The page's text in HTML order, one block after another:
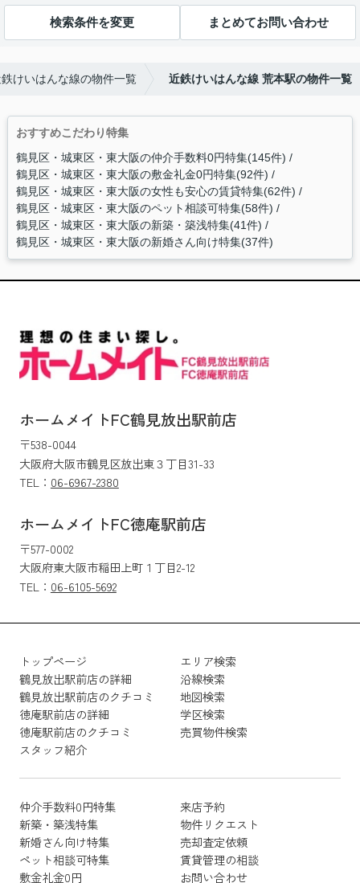
検索条件を変更 まとめてお問い合わせ
けいはんな線の物件一覧 近鉄けいはんな線 荒本駅の物件一覧
おすすめこだわり特集
鶴見区・城東区・東大阪の仲介手数料0円特集(145件)
鶴見区・城東区・東大阪の敷金礼金0円特集(92件)
鶴見区・城東区・東大阪の女性も安心の賃貸特集(62件)
鶴見区・城東区・東大阪のペット相談可特集(58件)
鶴見区・城東区・東大阪の新築・築浅特集(41件)
鶴見区・城東区・東大阪の新婚さん向け特集(37件)
ホームメイトFC鶴見放出駅前店
〒538-0044
大阪府大阪市鶴見区放出東３丁目31-33
TEL： 06-6967-2380
ホームメイトFC徳庵駅前店
〒577-0002
大阪府東大阪市稲田上町１丁目2-12
TEL： 06-6105-5692
トップページ
エリア検索
鶴見放出駅前店の詳細
沿線検索
鶴見放出駅前店のクチコミ
地図検索
徳庵駅前店の詳細
学区検索
徳庵駅前店のクチコミ
売買物件検索
スタッフ紹介
仲介手数料0円特集
来店予約
新築・築浅特集
物件リクエスト
新婚さん向け特集
売却査定依頼
ペット相談可特集
賃貸管理の相談
敷金礼金0円
お問い合わせ